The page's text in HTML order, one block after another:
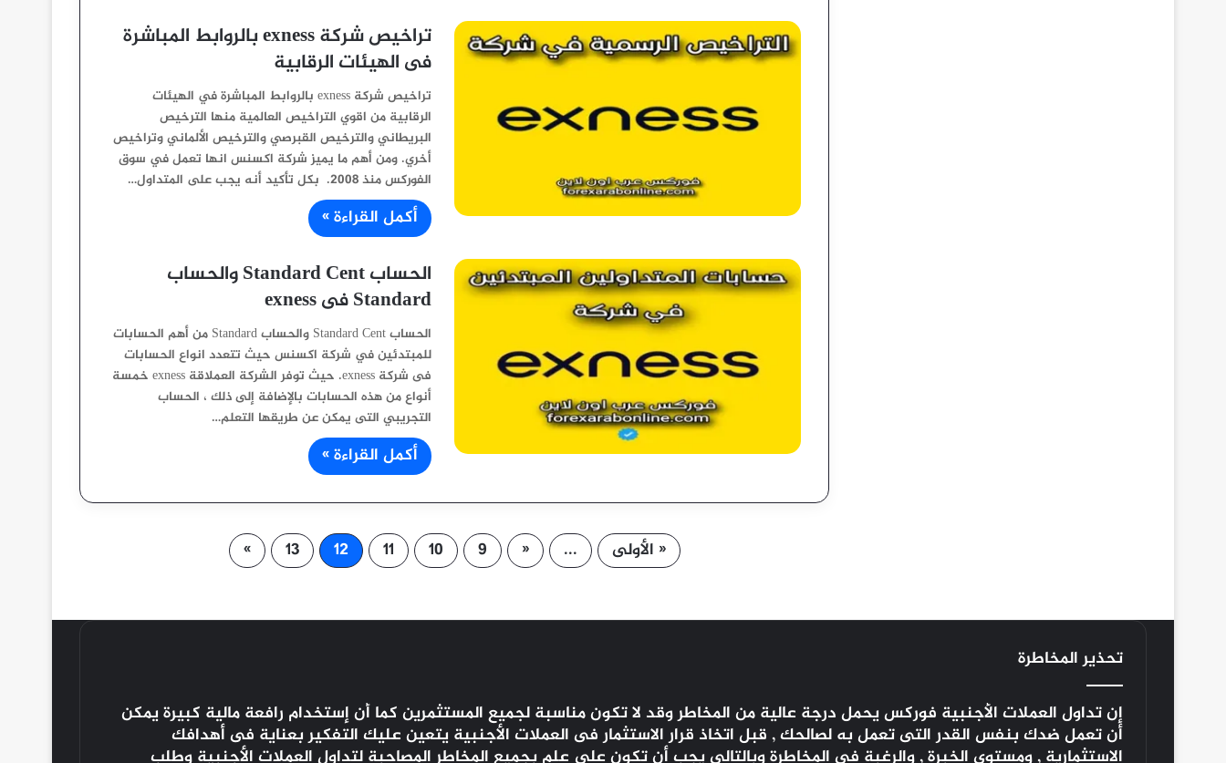
تراخيص شركة exness بالروابط المباشرة
فى الهيئات الرقابية
تراخيص شركة exness بالروابط المباشرة في الهيئات
الرقابية من اقوي التراخيص العالمية منها الترخيص
البريطاني والترخيص القبرصي والترخيص الألماني وتراخيص
أخري. ومن أهم ما يميز شركة اكسنس انها تعمل في سوق
الفوركس منذ 2008. بكل تأكيد أنه يجب على المتداول…
أكمل القراءة »
الحساب Standard Cent والحساب
Standard فى exness
الحساب Standard Cent والحساب Standard من أهم الحسابات
للمبتدئين في شركة اكسنس حيث تتعدد انواع الحسابات
فى شركة exness. حيث توفر الشركة العملاقة exness خمسة
أنواع من هذه الحسابات بالإضافة إلى ذلك ، الحساب
التجريبي التى يمكن عن طريقها التعلم…
أكمل القراءة »
« الأولى ...
«
9
10
11
12
13
»
تحذير المخاطرة
إن تداول العملات الأجنبية فوركسيحمل درجة عالية من المخاطر وقد لا تكون مناسبة لجميع المستثمرين كما أن إستخدام رافعة مالية كبيرة يمكن
أن تعمل ضدك بنفس القدر التى تعمل به لصالحك , قبل اتخاذ قرار الاستثمار فى العملات الأجنبية يتعين عليك التفكير بعناية فى أهدافك